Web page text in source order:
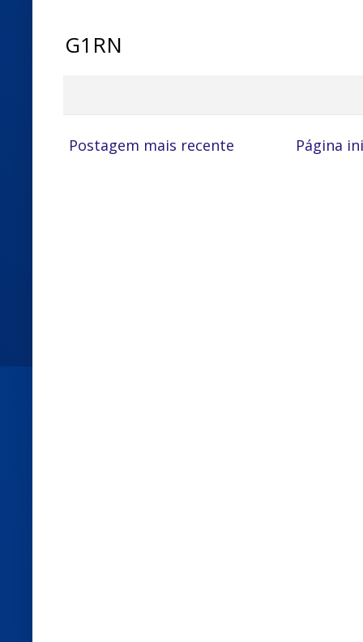
G1RN
Postagem mais recente Página